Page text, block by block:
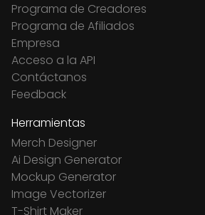
Programa de Creadores
Programa de Afiliados
Empresa
Acceso a la API
Contáctanos
Feedback
Herramientas
Merch Designer
Ai Design Generator
Mockup Generator
Image Vectorizer
T-Shirt Maker